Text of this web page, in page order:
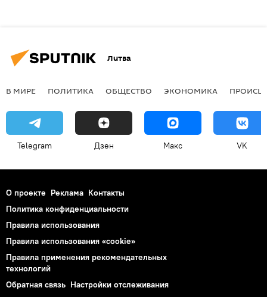
Литва
В МИРЕ ПОЛИТИКА ОБЩЕСТВО ЭКОНОМИКА
Telegram Дзен Макс VK
О проекте Реклама Контакты
Политика конфиденциальности
Правила использования
Правила использования «cookie»
Правила применения рекомендательных
технологий
Обратная связь Настройки отслеживания